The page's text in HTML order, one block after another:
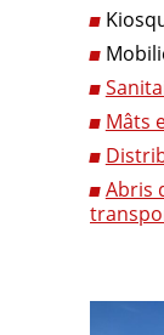
Mâts
Abris